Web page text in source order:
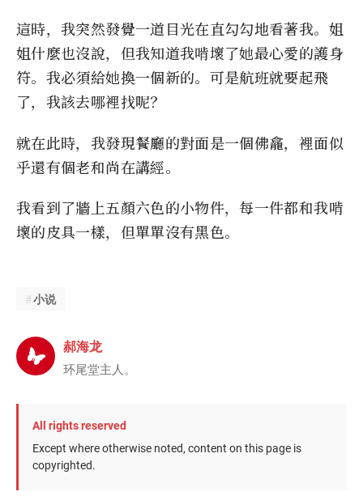
這時，我突然發覺一道目光在直勾勾地看著我。姐
姐什麼也沒說，但我知道我啃壞了她最心愛的護身
符。我必須給她換一個新的。可是航班就要起飛
了，我該去哪裡找呢？
就在此時，我發現餐廳的對面是一個佛龕，裡面似
乎還有個老和尚在講經。
我看到了牆上五顏六色的小物件，每一件都和我啃
壞的皮具一樣，但單單沒有黑色。
小说
郝海龙
环尾堂主人。
All rights reserved
Except where otherwise noted, content on this page is
copyrighted.